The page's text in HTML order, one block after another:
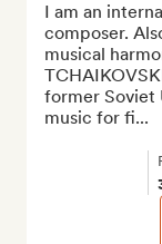
I am an
composer.
musical
former Soviet
music for fi...